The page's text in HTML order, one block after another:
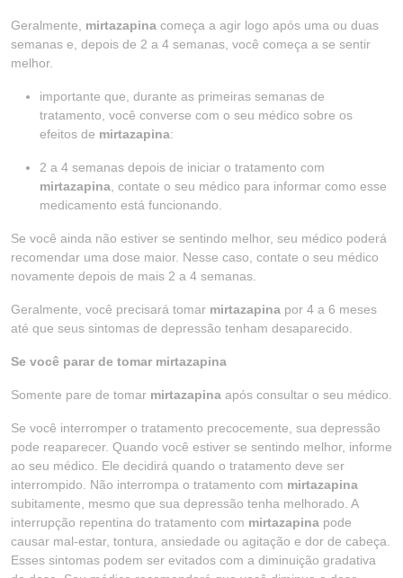
Geralmente, mirtazapina começa a agir logo após uma ou duas
semanas e, depois de 2 a 4 semanas, você começa a se sentir
melhor.
importante que, durante as primeiras semanas de
tratamento, você converse com o seu médico sobre os
efeitos de mirtazapina:
2 a 4 semanas depois de iniciar o tratamento com
mirtazapina , contate o seu médico para informar como esse
medicamento está funcionando.
Se você ainda não estiver se sentindo melhor, seu médico poderá
recomendar uma dose maior. Nesse caso, contate o seu médico
novamente depois de mais 2 a 4 semanas.
Geralmente, você precisará tomar mirtazapina por 4 a 6 meses
até que seus sintomas de depressão tenham desaparecido.
Se você parar de tomar mirtazapina
Somente pare de tomar mirtazapina após consultar o seu médico.
Se você interromper o tratamento precocemente, sua depressão
pode reaparecer. Quando você estiver se sentindo melhor, informe
ao seu médico. Ele decidirá quando o tratamento deve ser
interrompido. Não interrompa o tratamento com mirtazapina
subitamente, mesmo que sua depressão tenha melhorado. A
interrupção repentina do tratamento com mirtazapina pode
causar mal-estar, tontura, ansiedade ou agitação e dor de cabeça.
Esses sintomas podem ser evitados com a diminuição gradativa